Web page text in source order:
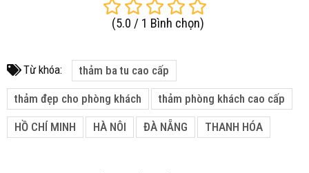
(5.0 / 1 Bình chọn)
Từ khóa: thảm ba tu cao cấp
thảm đẹp cho phòng khách thảm phòng khách cao cấp
HỒ CHÍ MINH HÀ NÔI ĐÀ NẴNG THANH HÓA